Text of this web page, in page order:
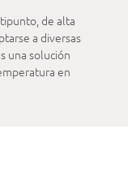
de alta
a diversas
una solución
en